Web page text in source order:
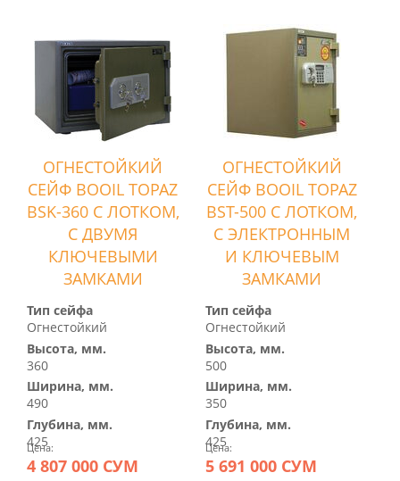
ОГНЕСТОЙКИЙ
СЕЙФ BOOIL TOPAZ
BSK-360 С ЛОТКОМ,
С ДВУМЯ
КЛЮЧЕВЫМИ
ЗАМКАМИ
Тип сейфа
Огнестойкий
Высота, мм.
360
Ширина, мм.
490
Глубина, мм.
425
Цена:
4 807 000 СУМ
ОГНЕСТОЙКИЙ
СЕЙФ BOOIL TOPAZ
BST-500 С ЛОТКОМ,
С ЭЛЕКТРОННЫМ
И КЛЮЧЕВЫМ
ЗАМКАМИ
Тип сейфа
Огнестойкий
Высота, мм.
500
Ширина, мм.
350
Глубина, мм.
425
Цена:
5 691 000 СУМ